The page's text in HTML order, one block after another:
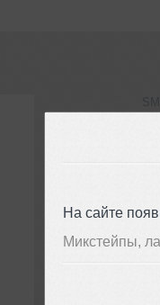
На сайте
Микстейпы,